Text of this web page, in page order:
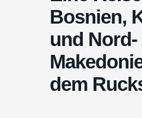
Bosnien,
und Nord-
dem